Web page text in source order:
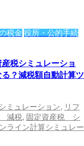
税金 役所・公的手続
税シミュレーショ
？減税額自動計算ツ
ミュレーション, リフ
減税, 固定資産税 シ
ライン計算シミュレー